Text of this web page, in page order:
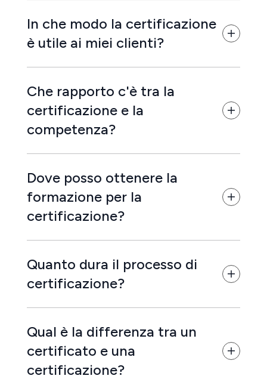
In che modo la certificazione
è utile ai miei clienti?
Che rapporto c'è tra la
certificazione e la
competenza?
Dove posso ottenere la
formazione per la
certificazione?
Quanto dura il processo di
certificazione?
Qual è la differenza tra un
certificato e una
certificazione?